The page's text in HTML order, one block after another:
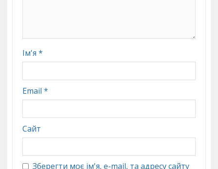
Ім'я *
Email *
Сайт
Зберегти моє ім'я, e-mail, та адресу сайту